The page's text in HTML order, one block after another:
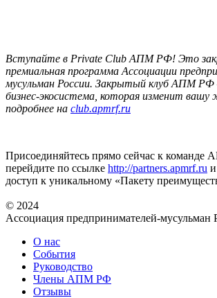
Вступайте в Private Club АПМ РФ! Это
премиальная программа Ассоциации
мусульман России. Закрытый клуб АПМ РФ
бизнес-экосистема, которая изменит вашу
подробнее на club.apmrf.ru
Присоединяйтесь прямо сейчас к
перейдите по ссылке http://partners.apmrf.ru
доступ к уникальному «Пакету
© 2024
Ассоциация предпринимателей-мусульман
О нас
События
Руководство
Члены АПМ РФ
Отзывы